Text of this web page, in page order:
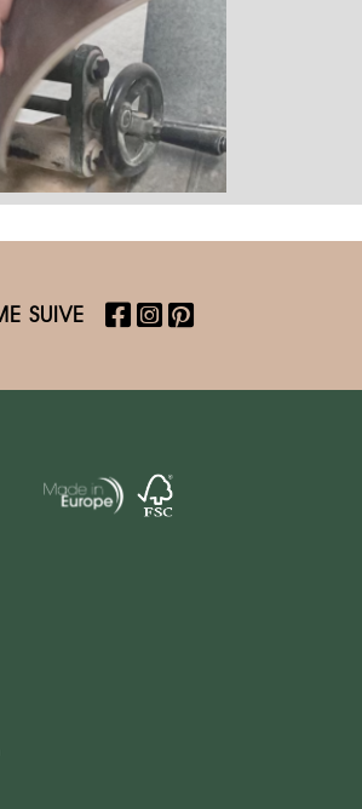
SUIVE